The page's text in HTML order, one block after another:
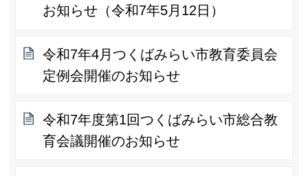
お知らせ（令和7年5月12日）
令和7年4月つくばみらい市教育委員会
定例会開催のお知らせ
令和7年度第1回つくばみらい市総合教
育会議開催のお知らせ